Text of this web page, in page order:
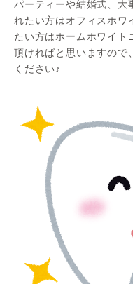
パーティーや結婚式、大
れたい方はオフィスホワ
たい方はホームホワイト
頂ければと思いますので
ください♪